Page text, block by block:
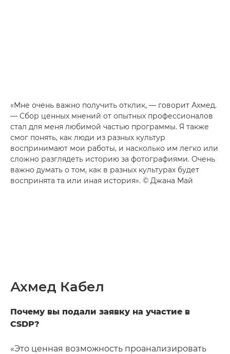
«Мне очень важно получить отклик, — говорит Ахмед.
— Сбор ценных мнений от опытных профессионалов
стал для меня любимой частью программы. Я также
смог понять, как люди из разных культур
воспринимают мои работы, и насколько им легко или
сложно разглядеть историю за фотографиями. Очень
важно думать о том, как в разных культурах будет
воспринята та или иная история». © Джана Май
Ахмед Кабел
Почему вы подали заявку на участие в
CSDP?
«Это ценная возможность проанализировать